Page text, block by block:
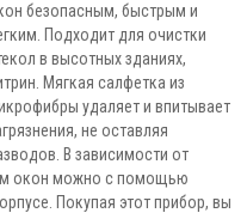
безопасным, быстрым и
Подходит для очистки
в высотных зданиях,
Мягкая салфетка из
удаляет и впитывает
не оставляя
В зависимости от
окон можно с помощью
Покупая этот прибор, вы